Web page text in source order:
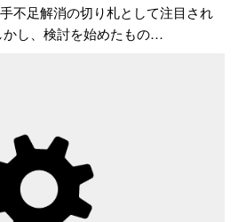
不足解消の切り札として注目され
かし、検討を始めたもの…